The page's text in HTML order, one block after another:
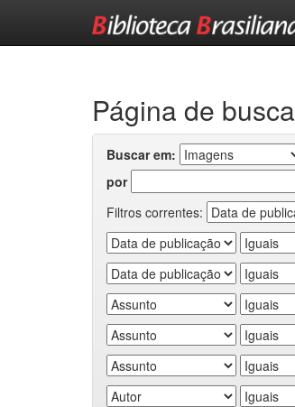
Página de busca
Buscar em:
por
Filtros correntes: